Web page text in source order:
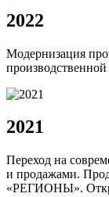
2022
Модернизация
2021
Переход на
и продажами.
«РЕГИОНЫ».